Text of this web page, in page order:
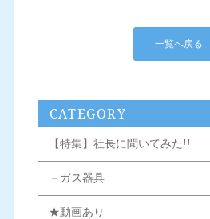
一覧へ戻る
CATEGORY
【特集】社長に聞いてみた!!
－ガス器具
★動画あり